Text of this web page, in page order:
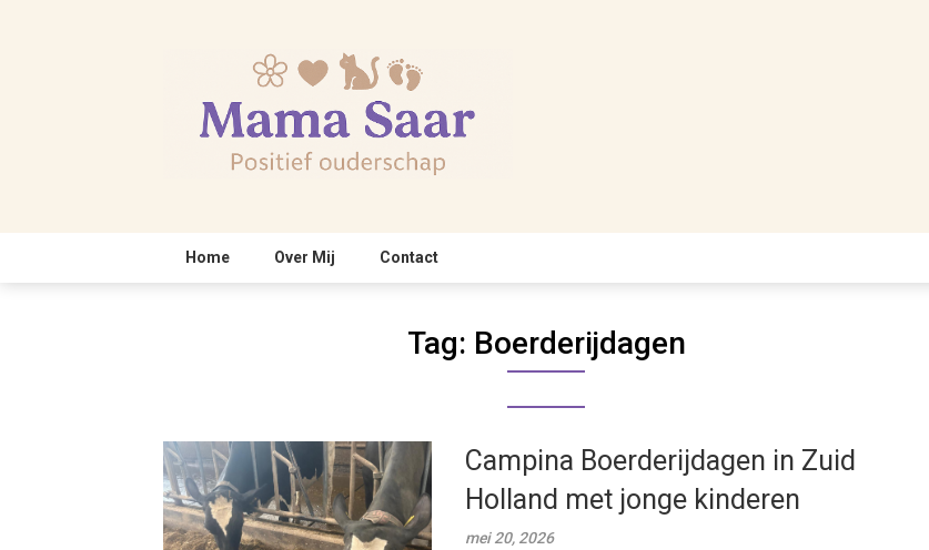
Home Over Mij Contact
Tag: Boerderijdagen
Campina Boerderijdagen in Zuid
Holland met jonge kinderen
mei 20, 2026